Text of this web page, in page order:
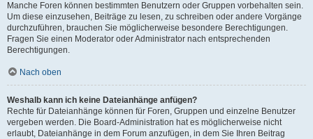
Manche Foren können bestimmten Benutzern oder Gruppen vorbehalten sein.
Um diese einzusehen, Beiträge zu lesen, zu schreiben oder andere Vorgänge
durchzuführen, brauchen Sie möglicherweise besondere Berechtigungen.
Fragen Sie einen Moderator oder Administrator nach entsprechenden
Berechtigungen.
Nach oben
Weshalb kann ich keine Dateianhänge anfügen?
Rechte für Dateianhänge können für Foren, Gruppen und einzelne Benutzer
vergeben werden. Die Board-Administration hat es möglicherweise nicht
erlaubt, Dateianhänge in dem Forum anzufügen, in dem Sie Ihren Beitrag